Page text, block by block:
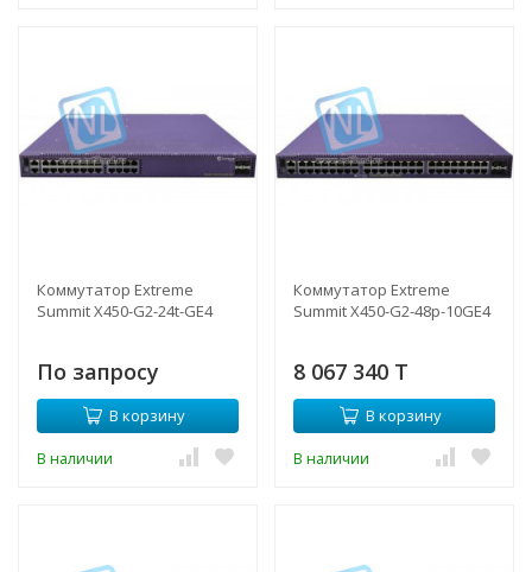
Коммутатор Extreme
Summit X450-G2-24t-GE4
По запросу
В корзину
В наличии
Коммутатор Extreme
Summit X450-G2-48p-10GE4
8 067 340 T
В корзину
В наличии